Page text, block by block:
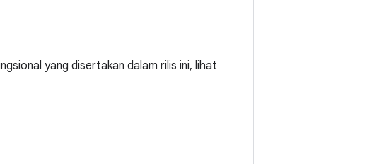
yang disertakan dalam rilis ini, lihat